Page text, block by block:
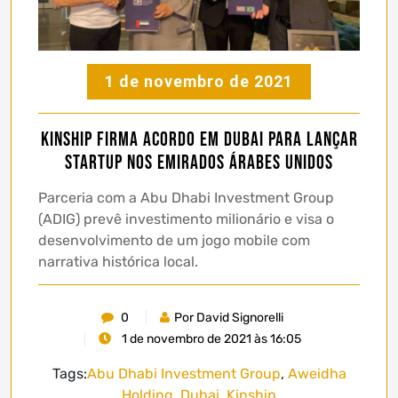
1 de novembro de 2021
Kinship firma acordo em Dubai para lançar
startup nos Emirados Árabes Unidos
Parceria com a Abu Dhabi Investment Group
(ADIG) prevê investimento milionário e visa o
desenvolvimento de um jogo mobile com
narrativa histórica local.
0
Por David Signorelli
1 de novembro de 2021 às 16:05
Tags:Abu Dhabi Investment Group, Aweidha